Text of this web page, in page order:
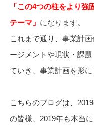
「この4つの柱をより
テーマ」 になります。
これまで通り、事業計
ージメントや現状・課
ていき、事業計画を形に
こちらのブログは、
の皆様、2019年も本当